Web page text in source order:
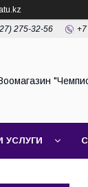
275-32-56
УСЛУГИ